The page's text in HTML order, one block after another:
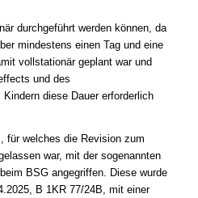
durchgeführt werden können, da
mindestens einen Tag und eine
vollstationär geplant war und
und des
diese Dauer erforderlich
für welches die Revision zum
war, mit der sogenannten
BSG angegriffen. Diese wurde
B 1KR 77/24B, mit einer